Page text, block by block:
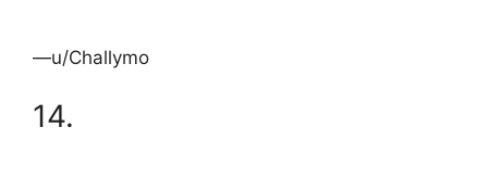
—u/Challymo
14.